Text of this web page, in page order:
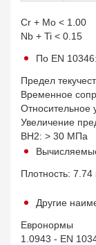
Cr + Mo < 1.00
Nb + Ti < 0.15
По EN
Предел
Временное
Относительное
Увеличение
BH2: > 30 МПа
Другие
Евронормы
1.0943 - EN